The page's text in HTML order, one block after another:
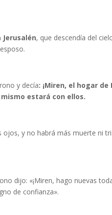
, que descendía del
y decía: ¡Miren, el hogar
estará con ellos.
ojos, y no habrá más muerte ni
dijo: «¡Miren, hago nuevas
de confianza».